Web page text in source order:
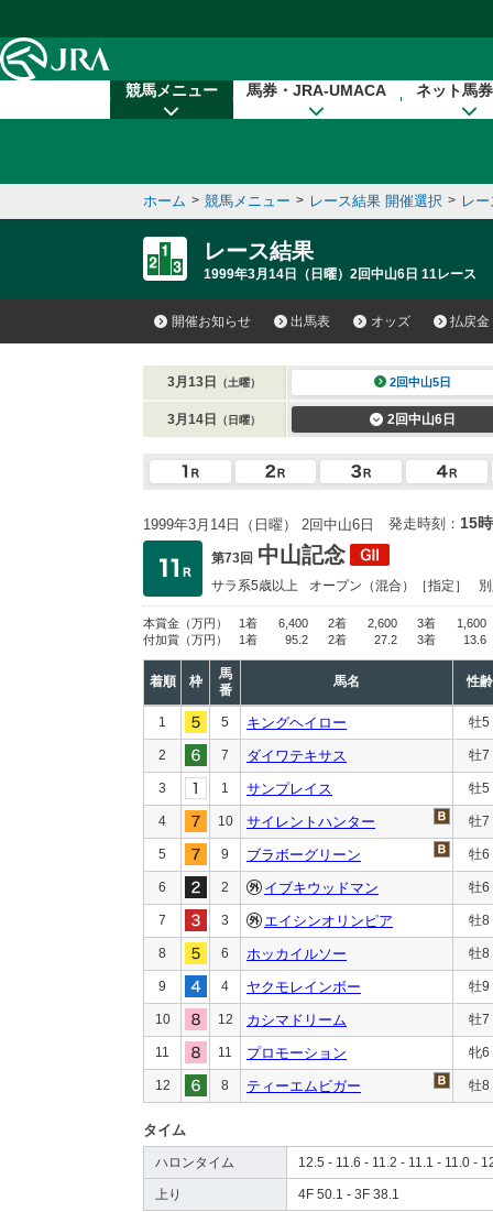
競馬メニュー 馬券・JRA-UMACA ネット馬
ホーム > 競馬メニュー > レース結果 開催選択 > レ
レース結果
1999年3月14日（日曜）2回中山6日 11レース
開催お知らせ 出馬表 オッズ 払戻金
3月13日 （土曜） 2回中山5日
3月14日 （日曜） 2回中山6日
1999年3月14日（日曜） 2回中山6日 発走時刻： 15
第73回 中山記念
サラ系5歳以上 オープン （混合）［指定］
本賞金 （万円） 1着 6,400 2着 2,600 3着
1,600
付加賞 （万円） 1着 95.2 2着 27.2 3着 13.6
着順 枠
馬
番
馬名 性齢
1 5 キングヘイロー 牡5
2 7 ダイワテキサス 牡7
3 1 サンプレイス 牡5
4 10 サイレントハンター 牡7
5 9 ブラボーグリーン 牡6
6 2 イブキウッドマン 牡6
7 3 エイシンオリンピア 牡8
8 6 ホッカイルソー 牡8
9 4 ヤクモレインボー 牡9
10 12 カシマドリーム 牡7
11 11 プロモーション 牝6
12 8 ティーエムビガー 牡8
タイム
ハロンタイム 12.5 - 11.6 - 11.2 - 11.1 - 11.0 -
上り 4F 50.1 - 3F 38.1